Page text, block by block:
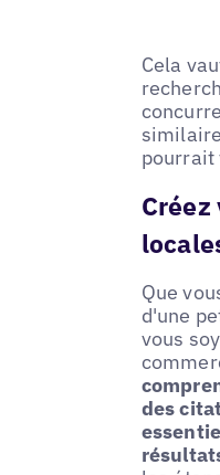
Cela
pourrait
Que
d'une
vous
des